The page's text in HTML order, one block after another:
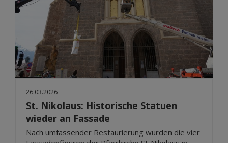
26.03.2026
St. Nikolaus: Historische Statuen
wieder an Fassade
Nach umfassender Restaurierung wurden die vier